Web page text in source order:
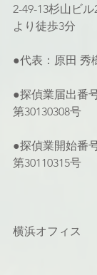
2-49-13杉山ビ
より徒歩3分
●代表：原田 秀
●探偵業届出番
第30130308号
●探偵業開始番
第30110315号
横浜オフィス